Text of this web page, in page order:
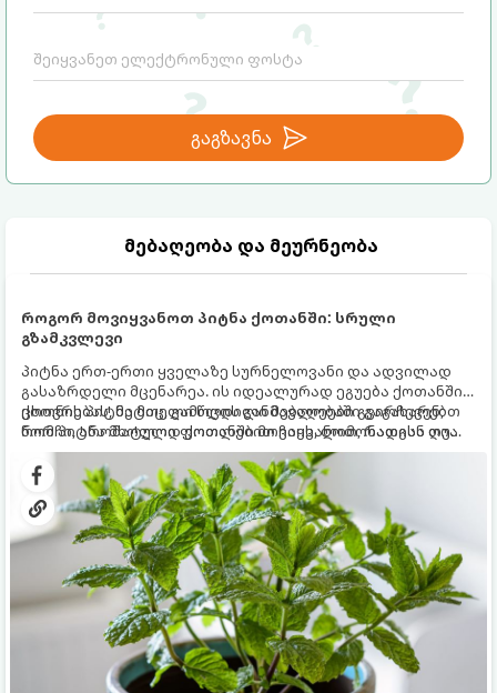
გაგზავნა
მებაღეობა და მეურნეობა
როგორ მოვიყვანოთ პიტნა ქოთანში: სრული
გზამკვლევი
პიტნა ერთ-ერთი ყველაზე სურნელოვანი და ადვილად
გასაზრდელი მცენარეა. ის იდეალურად ეგუება ქოთანში
ცხოვრებას, მეტიც, გამოცდილი მებაღეები გვირჩევენ,
რომ პიტნა მხოლოდ ქოთანში მოვიყვანოთ, რადგან ღია
გრუნტში (ბაღში) დარგვისას ის ფესვებით ძალიან
სწრაფად ვრცელდება და სხვა მცენარეებს ავიწროებს.
ქოთნის პიტნა მთელი წლის განმავლობაში გაგახარებთ
ნორჩი, არომატული ფოთლებით ჩაის, ლიმონათისა თუ
კერძებისთვის.